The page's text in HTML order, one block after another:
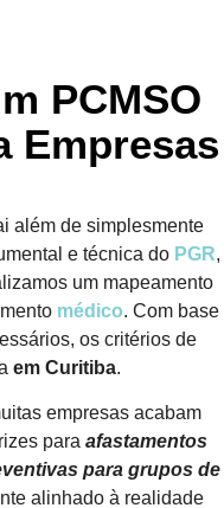
PCMSO
Empresas
além de simplesmente
e técnica do PGR,
um mapeamento
médico. Com base
os critérios de
em Curitiba.
empresas acabam
para afastamentos
para grupos de
alinhado à realidade